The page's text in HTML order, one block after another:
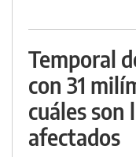
Temporal
con 31
cuáles son
afectados